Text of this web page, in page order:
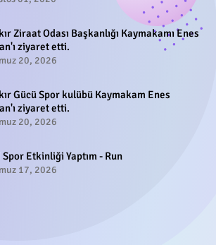
Ziraat Odası Başkanlığı Kaymakamı Enes
ziyaret etti.
20, 2026
Gücü Spor kulübü Kaymakam Enes
ziyaret etti.
20, 2026
Spor Etkinliği Yaptım - Run
17, 2026